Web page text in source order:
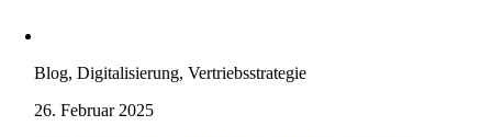
Blog, Digitalisierung, Vertriebsstrategie
26. Februar 2025